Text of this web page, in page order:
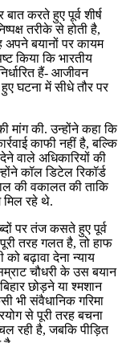
करते हुए पूर्व शीर्ष
तरीके से होती है,
अपने बयानों पर कायम
किया कि भारतीय
हैं- आजीवन
घटना में सीधे तौर पर
मांग की. उन्होंने कहा कि
काफी नहीं है, बल्कि
वाले अधिकारियों की
कॉल डिटेल रिकॉर्ड
की वकालत की ताकि
मिल रहे थे.
पर तंज कसते हुए पूर्व
तरह गलत है, तो हाफ
बढ़ावा देना न्याय
चौधरी के उस बयान
छोड़ने या श्मशान
भी संवैधानिक गरिमा
से पूरी तरह बचना
रही है, जबकि पीड़ित